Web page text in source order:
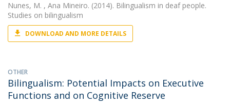
Nunes, M. , Ana Mineiro. (2014). Bilingualism in deaf people.
Studies on bilingualism
DOWNLOAD AND MORE DETAILS
OTHER
Bilingualism: Potential Impacts on Executive
Functions and on Cognitive Reserve